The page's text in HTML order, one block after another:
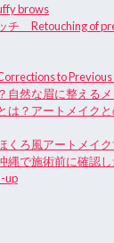
brows
チ Retouching of
to Previous
自然な眉に整える
は？アートメイク
くろ風アートメイ
縄で施術前に確認
up